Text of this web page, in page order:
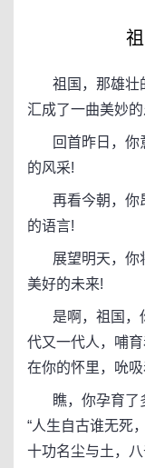
祖国，那雄壮的
汇成了一曲美妙
回首昨日，你
的风采!
再看今朝，你
的语言!
展望明天，你
美好的未来!
是啊，祖国，
代又一代人，哺
在你的怀里，吮吸
瞧，你孕育了
“人生自古谁无死
十功名尘与土，